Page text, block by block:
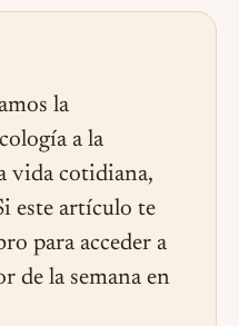
la
a la
vida cotidiana,
este artículo te
para acceder a
de la semana en